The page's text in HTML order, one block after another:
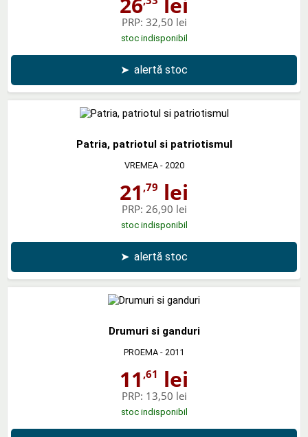
PRP: 32,50 lei
stoc indisponibil
➤ alertă stoc
Patria, patriotul si patriotismul
VREMEA- 2020
21 ,79 lei
PRP: 26,90 lei
stoc indisponibil
➤ alertă stoc
Drumuri si ganduri
PROEMA - 2011
11 ,61 lei
PRP: 13,50 lei
stoc indisponibil